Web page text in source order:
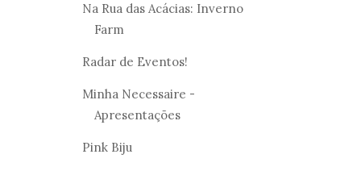
Na Rua das Acácias: Inverno
Farm
Radar de Eventos!
Minha Necessaire -
Apresentações
Pink Biju